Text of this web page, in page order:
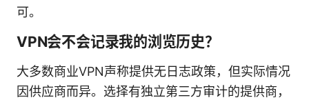
可。
VPN会不会记录我的浏览历史？
大多数商业VPN声称提供无日志政策，但实际情况
因供应商而异。选择有独立第三方审计的提供商，